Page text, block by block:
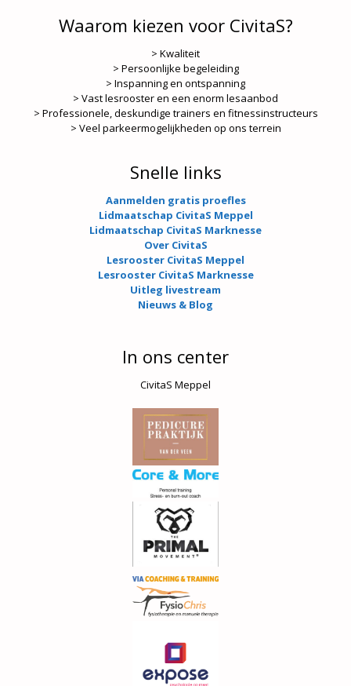
Waarom kiezen voor CivitaS?
> Kwaliteit
> Persoonlijke begeleiding
> Inspanning en ontspanning
> Vast lesrooster en een enorm lesaanbod
> Professionele, deskundige trainers en fitnessinstructeurs
> Veel parkeermogelijkheden op ons terrein
Snelle links
Aanmelden gratis proefles
Lidmaatschap CivitaS Meppel
Lidmaatschap CivitaS Marknesse
Over CivitaS
Lesrooster CivitaS Meppel
Lesrooster CivitaS Marknesse
Uitleg livestream
Nieuws & Blog
In ons center
CivitaS Meppel